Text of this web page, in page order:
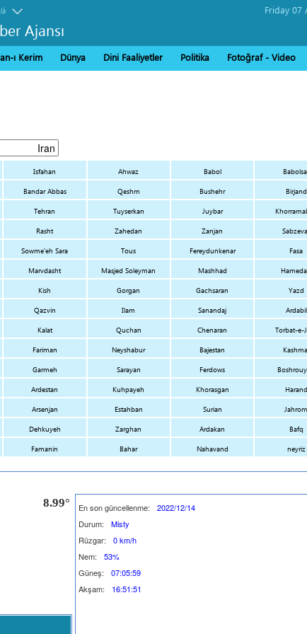
Ajansı
ı Kerim Dünya Dini Faaliyetler Politika Fotoğraf - Video
Isfahan Ahwaz Babol
Bandar Abbas Qeshm Bushehr
Birjand
Tehran Tuyserkan Juybar
Rasht Zahedan Zanjan
Sowme'eh Sara Tous Fereydunkenar
Fasa
Marvdasht Masjed Soleyman Mashhad
Kish Gorgan Gachsaran
Yazd
Qazvin Ilam Sanandaj
Ardabil
Kalat Quchan Chenaran
Torbat-e-
Fariman Neyshabur Bajestan
Garmeh Sarayan Ferdows
Ardestan Kuhpayeh Khorasgan
Harand
Arsenjan Estahban Surian
Jahrom
Dehkuyeh Zarghan Ardakan
Bafq
Famanin Bahar Nahavand neyriz
En son güncellenme:
2022/12/14
Durum:
Misty
Rüzgar:
0 km/h
Nem:
53%
Güneş:
07:05:59
Akşam:
16:51:51
8.99°